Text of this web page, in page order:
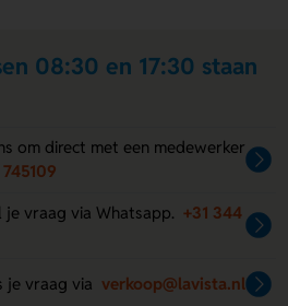
08:30 en 17:30 staan
om direct met een medewerker
je vraag via Whatsapp. +31 344
je vraag via verkoop@lavista.nl